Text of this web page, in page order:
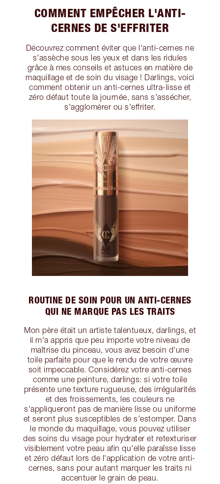
COMMENT EMPÊCHER L'ANTI-
CERNES DE S'EFFRITER
Découvrez comment éviter que l'anti-cernes ne
s'assèche sous les yeux et dans les ridules
grâce à mes conseils et astuces en matière de
maquillage et de soin du visage ! Darlings, voici
comment obtenir un anti-cernes ultra-lisse et
zéro défaut toute la journée, sans s'assécher,
s'agglomérer ou s'effriter.
ROUTINE DE SOIN POUR UN ANTI-CERNES
QUI NE MARQUE PAS LES TRAITS
Mon père était un artiste talentueux, darlings, et
il m'a appris que peu importe votre niveau de
maîtrise du pinceau, vous avez besoin d'une
toile parfaite pour que le rendu de votre œuvre
soit impeccable. Considérez votre anti-cernes
comme une peinture, darlings: si votre toile
présente une texture rugueuse, des irrégularités
et des froissements, les couleurs ne
s'appliqueront pas de manière lisse ou uniforme
et seront plus susceptibles de s'estomper. Dans
le monde du maquillage, vous pouvez utiliser
des soins du visage pour hydrater et retexturiser
visiblement votre peau afin qu'elle paraîsse lisse
et zéro défaut lors de l'application de votre anti-
cernes, sans pour autant marquer les traits ni
accentuer le grain de peau.